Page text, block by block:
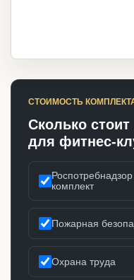
СТОИМОСТЬ
Сколько
для фитнес-
комплект
Пожарная
Охрана труда